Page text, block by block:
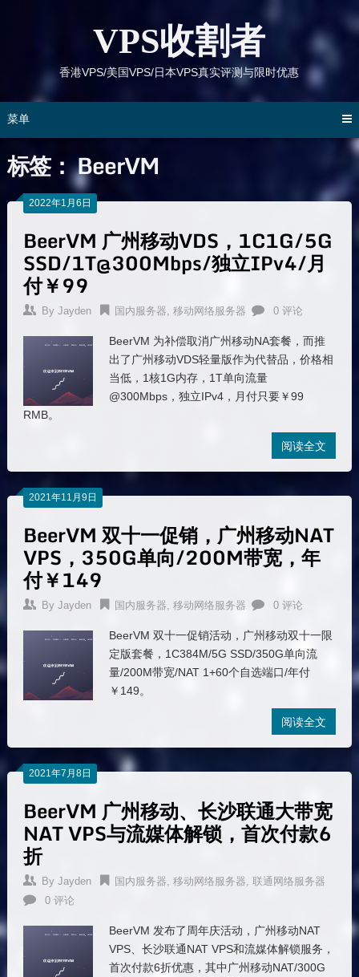
VPS收割者
香港VPS/美国VPS/日本VPS真实评测与限时优惠
菜单
标签：BeerVM
2022年1月6日
BeerVM 广州移动VDS，1C1G/5G
SSD/1T@300Mbps/独立IPv4/月
付￥99
By Jayden 国内服务器, 移动网络服务器 0 评论
BeerVM 为补偿取消广州移动NA套餐，而推
出了广州移动VDS轻量版作为代替品，价格相
当低，1核1G内存，1T单向流量
@300Mbps，独立IPv4，月付只要￥99
RMB。
阅读全文
2021年11月9日
BeerVM 双十一促销，广州移动NAT
VPS，350G单向/200M带宽，年
付￥149
By Jayden 国内服务器, 移动网络服务器 0 评论
BeerVM 双十一促销活动，广州移动双十一限
定版套餐，1C384M/5G SSD/350G单向流
量/200M带宽/NAT 1+60个自选端口/年付
￥149。
阅读全文
2021年7月8日
BeerVM 广州移动、长沙联通大带宽
NAT VPS与流媒体解锁，首次付款6
折
By Jayden 国内服务器, 移动网络服务器, 联通网络服务器
0 评论
BeerVM 发布了周年庆活动，广州移动NAT
VPS、长沙联通NAT VPS和流媒体解锁服务，
首次付款6折优惠，其中广州移动NAT/300G